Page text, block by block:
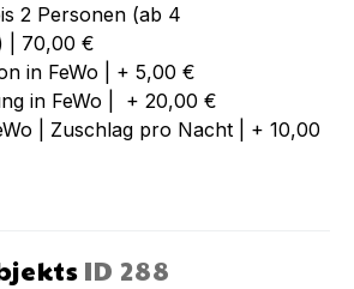
2 Personen (ab 4
| 70,00 €
in FeWo | + 5,00 €
in FeWo | + 20,00 €
| Zuschlag pro Nacht | + 10,00
ID 288